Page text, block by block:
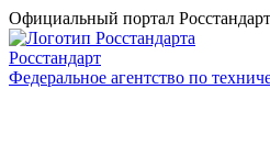
Официальный портал
Росстандарт
Федеральное агентство по